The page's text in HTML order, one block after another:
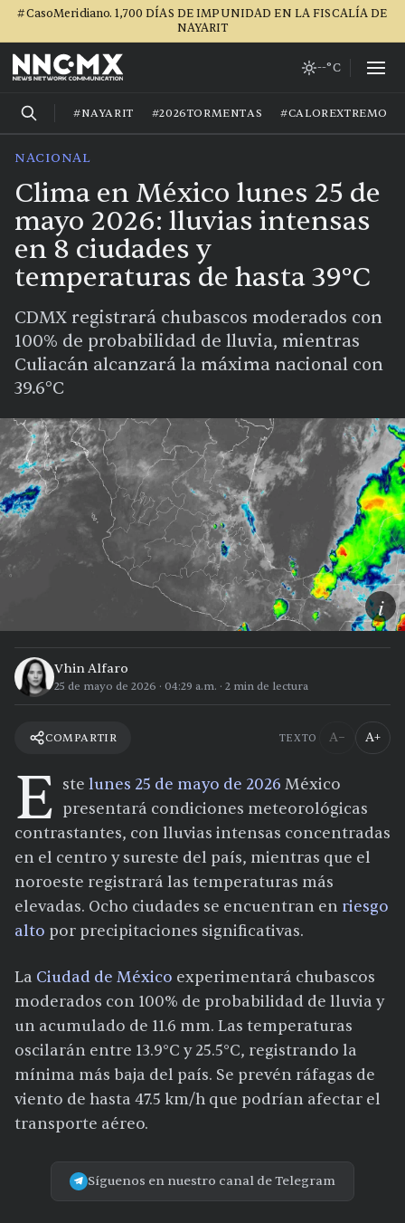
#CasoMeridiano. 1,700 DÍAS DE IMPUNIDAD EN LA FISCALÍA DE
NAYARIT
--°C
#NAYARIT #2026TORMENTAS #CALOREXTREMO
NACIONAL
Clima en México lunes 25 de
mayo 2026: lluvias intensas
en 8 ciudades y
temperaturas de hasta 39°C
CDMX registrará chubascos moderados con
100% de probabilidad de lluvia, mientras
Culiacán alcanzará la máxima nacional con
39.6°C
i
Vhin Alfaro
25 de mayo de 2026 · 04:29 a.m. · 2 min de lectura
COMPARTIR TEXTO A− A+
E ste lunes 25 de mayo de 2026 México
presentará condiciones meteorológicas
contrastantes, con lluvias intensas concentradas
en el centro y sureste del país, mientras que el
noroeste registrará las temperaturas más
elevadas. Ocho ciudades se encuentran en riesgo
alto por precipitaciones significativas.
La Ciudad de México experimentará chubascos
moderados con 100% de probabilidad de lluvia y
un acumulado de 11.6 mm. Las temperaturas
oscilarán entre 13.9°C y 25.5°C, registrando la
mínima más baja del país. Se prevén ráfagas de
viento de hasta 47.5 km/h que podrían afectar el
transporte aéreo.
Síguenos en nuestro canal de Telegram